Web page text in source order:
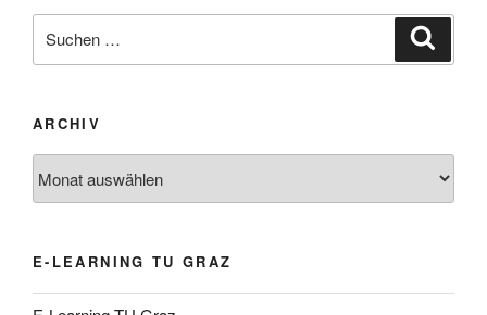
nach:
ARCHIV
E-LEARNING TU GRAZ